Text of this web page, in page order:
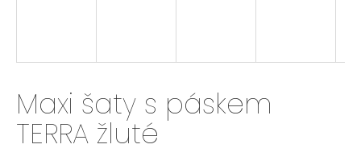
Maxi šaty s páskem
TERRA žluté